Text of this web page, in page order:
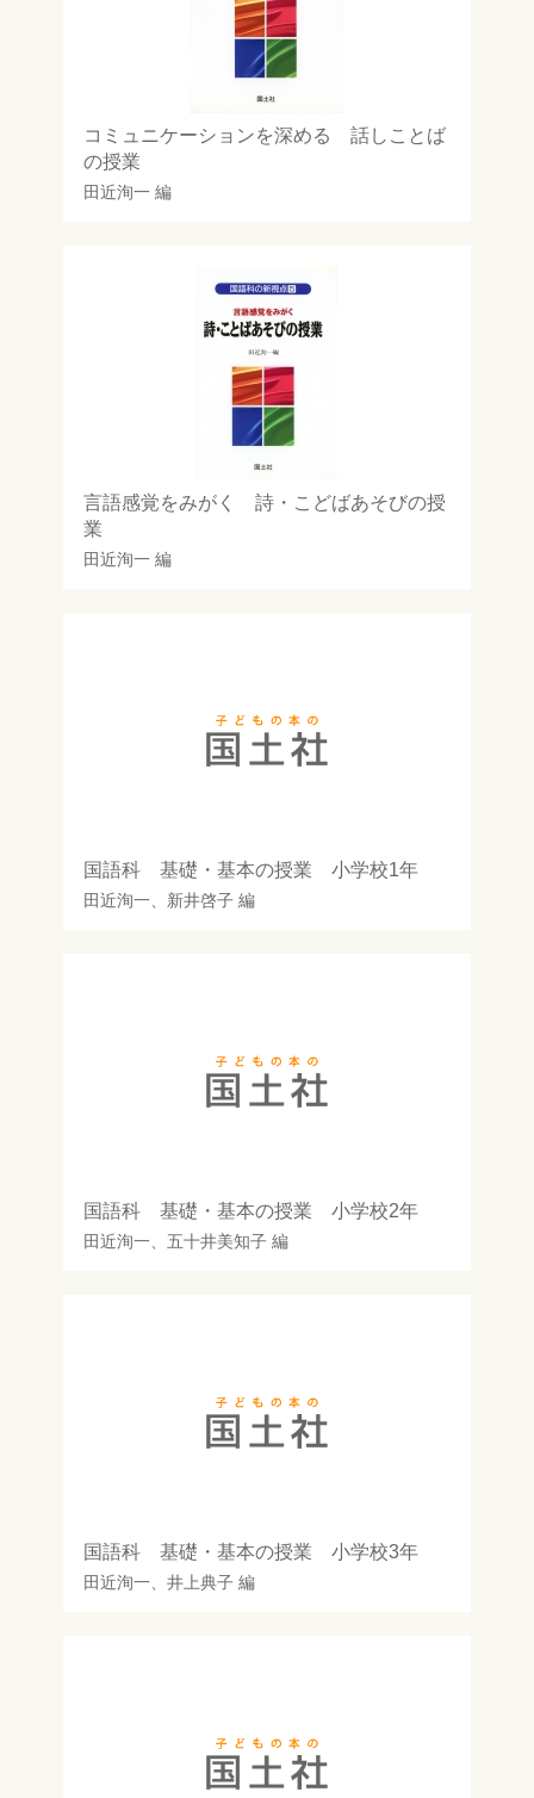
コミュニケーションを深める 話しことば
の授業
田近洵一編
言語感覚をみがく 詩・こどばあそびの授
業
田近洵一編
国語科 基礎・基本の授業 小学校1年
田近洵一、 新井啓子編
国語科 基礎・基本の授業 小学校2年
田近洵一、 五十井美知子編
国語科 基礎・基本の授業 小学校3年
田近洵一、 井上典子編